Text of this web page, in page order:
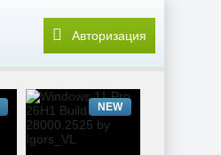
Авторизация
NEW